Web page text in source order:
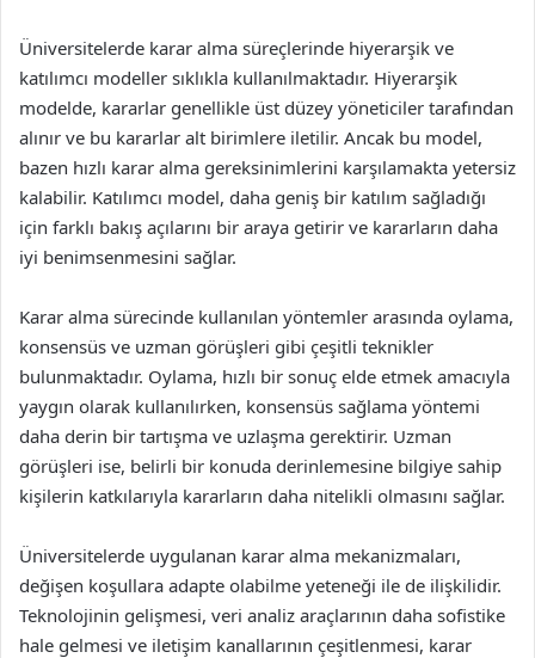
Üniversitelerde karar alma süreçlerinde hiyerarşik ve
katılımcı modeller sıklıkla kullanılmaktadır. Hiyerarşik
modelde, kararlar genellikle üst düzey yöneticiler tarafından
alınır ve bu kararlar alt birimlere iletilir. Ancak bu model,
bazen hızlı karar alma gereksinimlerini karşılamakta yetersiz
kalabilir. Katılımcı model, daha geniş bir katılım sağladığı
için farklı bakış açılarını bir araya getirir ve kararların daha
iyi benimsenmesini sağlar.
Karar alma sürecinde kullanılan yöntemler arasında oylama,
konsensüs ve uzman görüşleri gibi çeşitli teknikler
bulunmaktadır. Oylama, hızlı bir sonuç elde etmek amacıyla
yaygın olarak kullanılırken, konsensüs sağlama yöntemi
daha derin bir tartışma ve uzlaşma gerektirir. Uzman
görüşleri ise, belirli bir konuda derinlemesine bilgiye sahip
kişilerin katkılarıyla kararların daha nitelikli olmasını sağlar.
Üniversitelerde uygulanan karar alma mekanizmaları,
değişen koşullara adapte olabilme yeteneği ile de ilişkilidir.
Teknolojinin gelişmesi, veri analiz araçlarının daha sofistike
hale gelmesi ve iletişim kanallarının çeşitlenmesi, karar